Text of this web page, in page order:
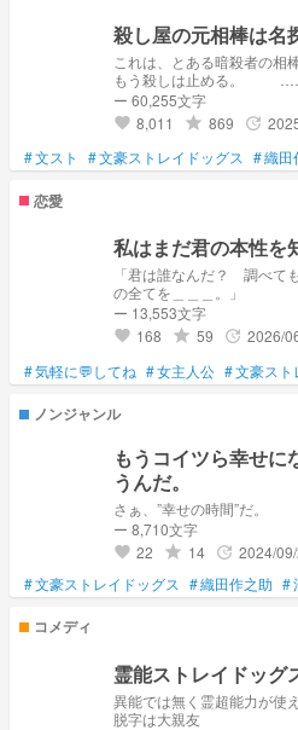
殺し屋の元相棒は名
これは、とある暗殺者の相棒である
もう殺しは止める。 ……夢ができたんだ｣ 『え？』 相棒
である少年は違う道を歩んでいく キャラクターの過
造有ります。ネタバレも含
https://novel.prcm.jp/novel/
ー 60,255文字
favorite 8,011 grade 869 update
#文スト #文豪ストレイドッグス #織田
恋愛
私はまだ君の本性
「君は誰なんだ？ 調べて
の全てを＿＿＿。」
ー 13,553文字
favorite 168 grade 59 update 2026/
#気軽に💬してね #女主人公 #文豪スト
ノンジャンル
もうコイツら幸せに
うんだ。
さぁ、”幸せの時間”だ。
ー 8,710文字
favorite 22 grade 14 update 2024/
#文豪ストレイドッグス #織田作之助 #
コメディ
霊能ストレイドッグ
異能では無く霊超能力が使
脱字は大親友